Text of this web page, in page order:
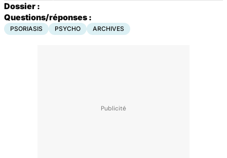
Dossier :
Questions/réponses :
PSORIASIS PSYCHO ARCHIVES